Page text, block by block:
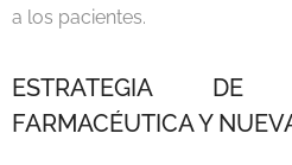
a los pacientes.
ESTRATEGIA DE
FARMACÉUTICA Y